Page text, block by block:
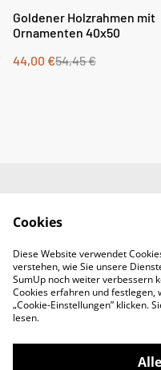
%
Goldener Holzrahmen mit
Ornamenten 40x50
44,00 €54,45 €
Cookies
Diese Website verwendet
verstehen, wie Sie unsere
SumUp noch weiter verbessern
Cookies erfahren und festlegen,
„Cookie-Einstellungen” klicken.
lesen.